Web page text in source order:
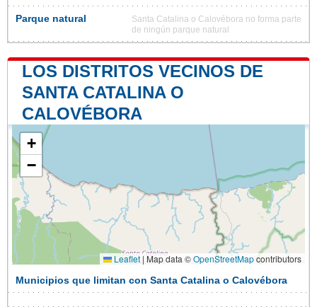
Parque natural
Santa Catalina o Calovébora no forma parte
de ningún parque natural
LOS DISTRITOS VECINOS DE
SANTA CATALINA O
CALOVÉBORA
+
−
Leaflet| Map data ©OpenStreetMapcontributors
Municipios que limitan con Santa Catalina o Calovébora